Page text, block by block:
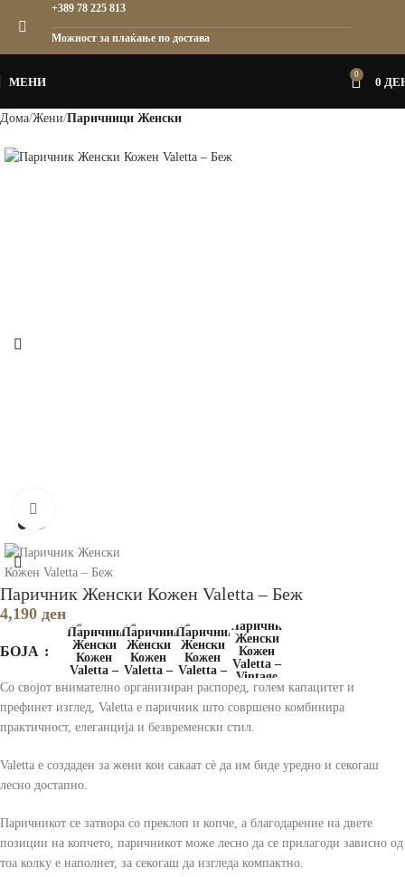
МЕНИ
0
0
Дома Жени Паричници Женски
Паричник Женски Кожен Valetta – Беж
4,190 ден
БОЈА
Со својот внимателно организиран распоред, голем капацитет и
префинет изглед, Valetta е паричник што совршено комбинира
практичност, елеганција и безвременски стил.
Valetta e создаден за жени кои сакаат сè да им биде уредно и секогаш
лесно достапно.
Паричникот се затвора со преклоп и копче, а благодарение на двете
позиции на копчето, паричникот може лесно да се прилагоди зависно од
тоа колку е наполнет, за секогаш да изгледа компактно.
+389 78 225 813
Можност за плаќање по достава